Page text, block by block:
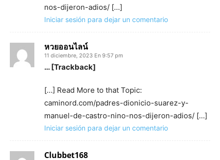
nos-dijeron-adios/ […]
Iniciar sesión para dejar un comentario
หวยออนไลน์
11 diciembre, 2023 En 9:57 pm
… [Trackback]
[…] Read More to that Topic:
caminord.com/padres-dionicio-suarez-y-
manuel-de-castro-nino-nos-dijeron-adios/ […]
Iniciar sesión para dejar un comentario
Clubbet168